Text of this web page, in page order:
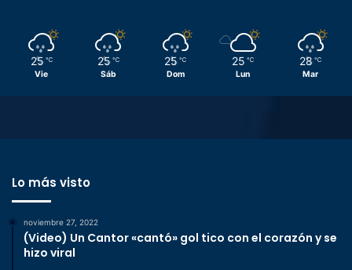
25 ℃
Vie
25 ℃
Sáb
25 ℃
Dom
25 ℃
Lun
28 ℃
Mar
Lo más visto
noviembre 27, 2022
(Video) Un Cantor «cantó» gol tico con el corazón y se
hizo viral